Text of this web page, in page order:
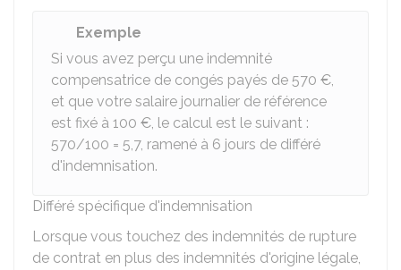
Exemple
Si vous avez perçu une indemnité
compensatrice de congés payés de 570 €,
et que votre salaire journalier de référence
est fixé à 100 €, le calcul est le suivant :
570/100 = 5,7, ramené à 6 jours de différé
d'indemnisation.
Différé spécifique d'indemnisation
Lorsque vous touchez des indemnités de rupture
de contrat en plus des indemnités d'origine légale,